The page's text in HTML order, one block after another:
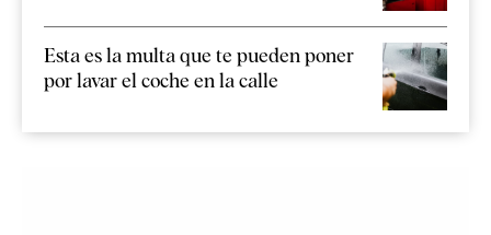
Esta es la multa que te pueden poner
por lavar el coche en la calle